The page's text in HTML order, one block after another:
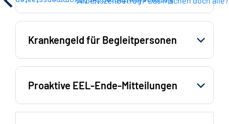
Krankengeld für Begleitpersonen
Proaktive EEL-Ende-Mitteilungen